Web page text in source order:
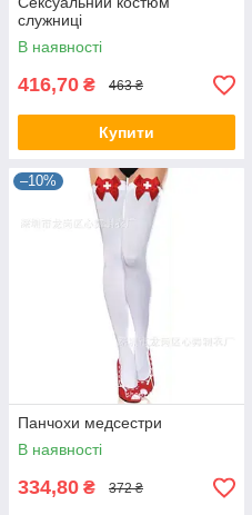
служниці
В наявності
416,70 ₴ 463 ₴
Купити
–10%
Панчохи медсестри
В наявності
334,80 ₴ 372 ₴